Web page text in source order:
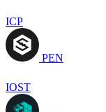
ICP
PEN
IOST